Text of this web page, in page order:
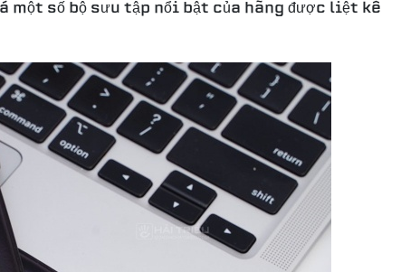
một số bộ sưu tập nổi bật của hãng được liệt kê